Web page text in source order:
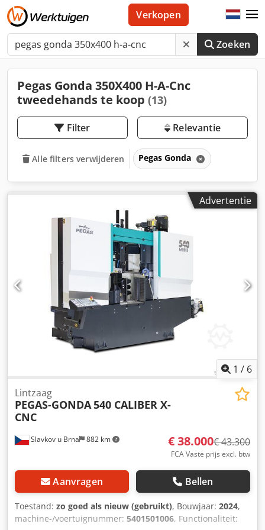
Zoeken
Verkopen
Pegas Gonda 350X400 H-A-Cnc
tweedehands te koop (13)
Filter Relevantie
Alle filters verwijderen Pegas Gonda
Advertentie
1 / 6
Slavkov u Brna 882 km
Lintzaag
PEGAS-GONDA540 CALIBER X-
CNC
€ 38.000€ 43.300
FCA Vaste prijs excl. btw
Aanvragen Bellen
Toestand: zo goed als nieuw (gebruikt), Bouwjaar: 2024,
machine-/voertuignummer: 5401501006, Functionaliteit: